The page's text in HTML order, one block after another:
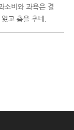
소비와 과욕은 결
고 춤을 추네.